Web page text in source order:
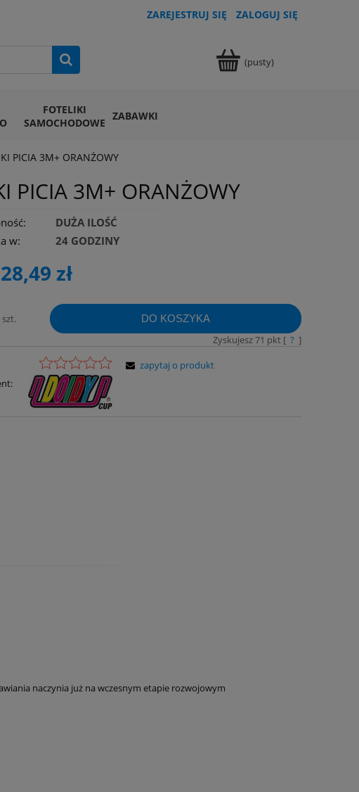
ZAREJESTRUJ SIĘ ZALOGUJ SIĘ
(pusty)
FOTELIKI
SAMOCHODOWE ZABAWKI
PICIA 3M+ ORANŻOWY
PICIA 3M+ ORANŻOWY
DUŻA ILOŚĆ
w:
24 GODZINY
28,49 zł
szt. DO KOSZYKA
Zyskujesz71 pkt [ ? ]
zapytaj o produkt
naczynia już na wczesnym etapie rozwojowym